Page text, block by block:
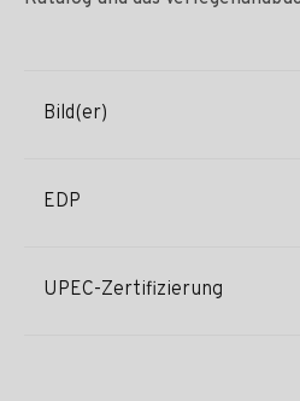
Bild(er)
EDP
UPEC-Zertifizierung